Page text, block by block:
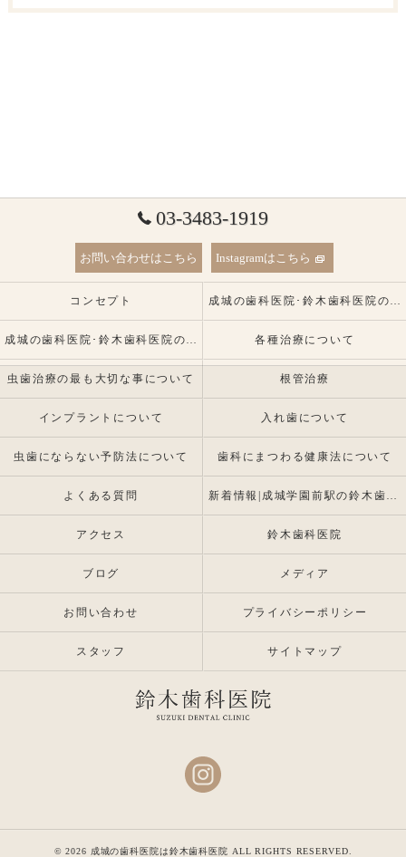
03-3483-1919
お問い合わせはこちら Instagramはこちら
コンセプト 成城の歯科医院･鈴木歯科医院の口コミ情報
成城の歯科医院･鈴木歯科医院の患者様の声 各種治療について
虫歯治療の最も大切な事について 根管治療
インプラントについて 入れ歯について
虫歯にならない予防法について 歯科にまつわる健康法について
よくある質問 新着情報|成城学園前駅の鈴木歯科医院 |インプラント・入れ歯専門
アクセス 鈴木歯科医院
ブログ メディア
お問い合わせ プライバシーポリシー
スタッフ サイトマップ
© 2026 成城の歯科医院は鈴木歯科医院 ALL RIGHTS RESERVED.